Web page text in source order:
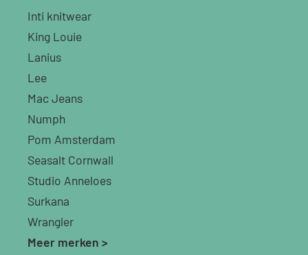
Inti knitwear
King Louie
Lanius
Lee
Mac Jeans
Numph
Pom Amsterdam
Seasalt Cornwall
Studio Anneloes
Surkana
Wrangler
Meer merken >